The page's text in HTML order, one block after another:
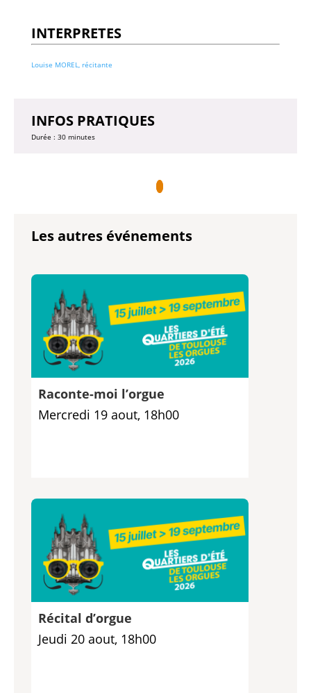
INTERPRETES
Louise MOREL, récitante
INFOS PRATIQUES
Durée : 30 minutes
Les autres événements
Raconte-moi l’orgue
Mercredi 19 aout, 18h00
Récital d’orgue
Jeudi 20 aout, 18h00